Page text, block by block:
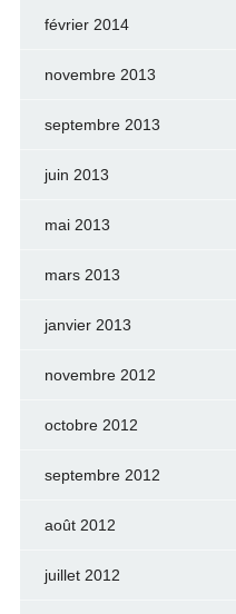
février 2014
novembre 2013
septembre 2013
juin 2013
mai 2013
mars 2013
janvier 2013
novembre 2012
octobre 2012
septembre 2012
août 2012
juillet 2012